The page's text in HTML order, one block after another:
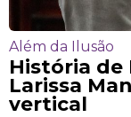
Além da Ilusão
História de
Larissa
vertical